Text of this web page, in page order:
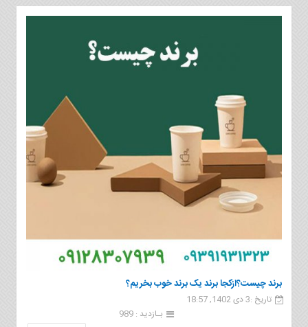
برند چیست؟ازکجا برند یک برند خوب بخریم؟
تاریخ :3 دی 1402, 18:57
بـازدید : 989